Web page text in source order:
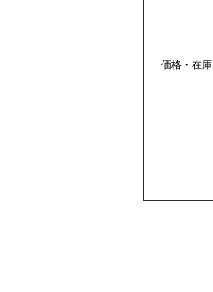
価格・在庫